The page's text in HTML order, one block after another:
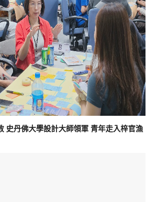
史丹佛大學設計大師領軍 青年走入梓官漁